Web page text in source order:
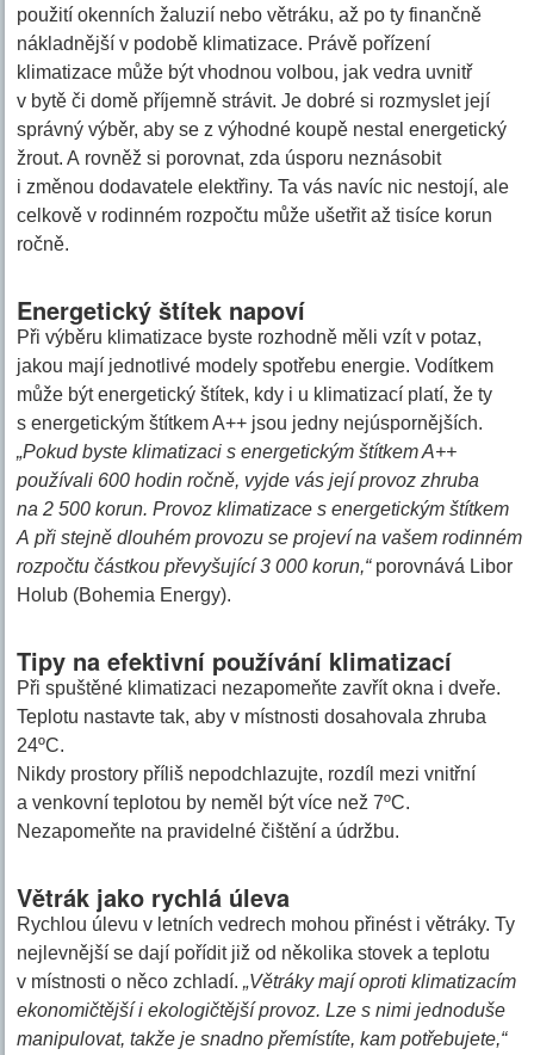
použití okenních žaluzií nebo větráku, až po ty finančně
nákladnější v podobě klimatizace. Právě pořízení
klimatizace může být vhodnou volbou, jak vedra uvnitř
v bytě či domě příjemně strávit. Je dobré si rozmyslet její
správný výběr, aby se z výhodné koupě nestal energetický
žrout. A rovněž si porovnat, zda úsporu neznásobit
i změnou dodavatele elektřiny. Ta vás navíc nic nestojí, ale
celkově v rodinném rozpočtu může ušetřit až tisíce korun
ročně.
Energetický štítek napoví
Při výběru klimatizace byste rozhodně měli vzít v potaz,
jakou mají jednotlivé modely spotřebu energie. Vodítkem
může být energetický štítek, kdy i u klimatizací platí, že ty
s energetickým štítkem A++ jsou jedny nejúspornějších.
„Pokud byste klimatizaci s energetickým štítkem A++
používali 600 hodin ročně, vyjde vás její provoz zhruba
na 2 500 korun. Provoz klimatizace s energetickým štítkem
A při stejně dlouhém provozu se projeví na vašem rodinném
rozpočtu částkou převyšující 3 000 korun,“ porovnává Libor
Holub (Bohemia Energy).
Tipy na efektivní používání klimatizací
Při spuštěné klimatizaci nezapomeňte zavřít okna i dveře.
Teplotu nastavte tak, aby v místnosti dosahovala zhruba
24ºC.
Nikdy prostory příliš nepodchlazujte, rozdíl mezi vnitřní
a venkovní teplotou by neměl být více než 7ºC.
Nezapomeňte na pravidelné čištění a údržbu.
Větrák jako rychlá úleva
Rychlou úlevu v letních vedrech mohou přinést i větráky. Ty
nejlevnější se dají pořídit již od několika stovek a teplotu
v místnosti o něco zchladí.„Větráky mají oproti klimatizacím
ekonomičtější i ekologičtější provoz. Lze s nimi jednoduše
manipulovat, takže je snadno přemístíte, kam potřebujete,“